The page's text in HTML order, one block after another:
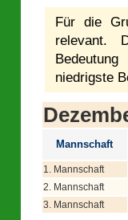
Für die
relevant.
niedrigste
Mannschaft
1. Mannschaft
2. Mannschaft
3. Mannschaft